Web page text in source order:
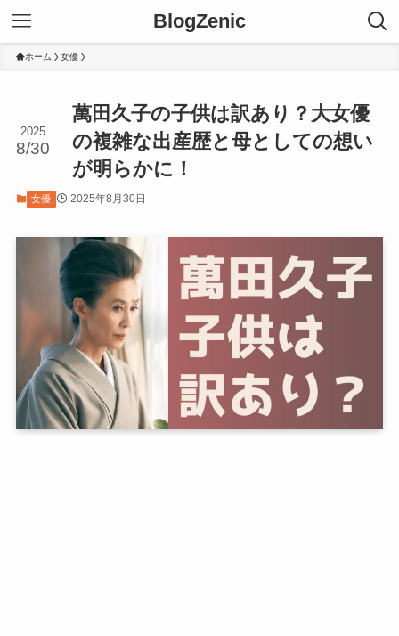
BlogZenic
ホーム 女優
萬田久子の子供は訳あり？大女優
の複雑な出産歴と母としての想い
が明らかに！
2025
8/30
女優 2025年8月30日